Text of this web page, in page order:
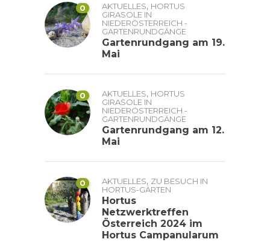
0 AKTUELLES, HORTUS
GIRASOLE IN
NIEDERÖSTERREICH -
GARTENRUNDGÄNGE
Gartenrundgang am 19.
Mai
0 AKTUELLES, HORTUS
GIRASOLE IN
NIEDERÖSTERREICH -
GARTENRUNDGÄNGE
Gartenrundgang am 12.
Mai
0 AKTUELLES, ZU BESUCH IN
HORTUS-GÄRTEN
Hortus
Netzwerktreffen
Österreich 2024 im
Hortus Campanularum